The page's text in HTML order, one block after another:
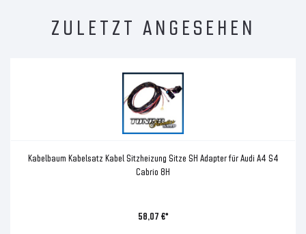
ZULETZT ANGESEHEN
Kabelbaum Kabelsatz Kabel Sitzheizung Sitze SH Adapter für Audi A4 S4
Cabrio 8H
58,07 €*